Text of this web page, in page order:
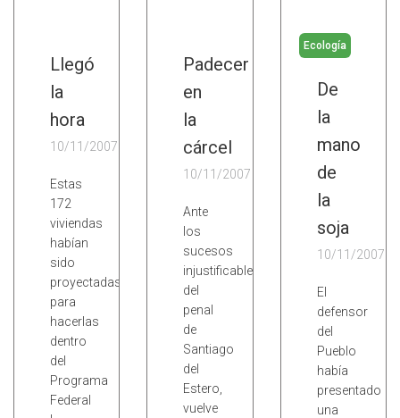
Llegó
la
hora
10/11/2007
Estas
172
viviendas
habían
sido
proyectadas
para
hacerlas
dentro
del
Programa
Federal
Padecer
en
la
cárcel
10/11/2007
Ante
los
sucesos
injustificables
del
penal
de
Santiago
del
Estero,
vuelve
Ecología
De
la
mano
de
la
soja
10/11/2007
El
defensor
del
Pueblo
había
presentado
una